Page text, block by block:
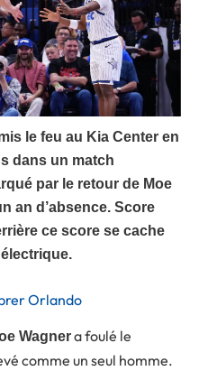
le feu au Kia Center en
dans un match
par le retour de Moe
an d’absence. Score
ce score se cache
Orlando
Wagnera foulé le
comme un seul homme.